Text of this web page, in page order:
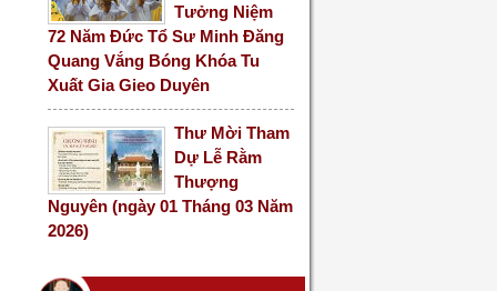
Tưởng Niệm
72 Năm Đức Tổ Sư Minh Đăng
Quang Vắng Bóng Khóa Tu
Xuất Gia Gieo Duyên
Thư Mời Tham
Dự Lễ Rằm
Thượng
Nguyên (ngày 01 Tháng 03 Năm
2026)